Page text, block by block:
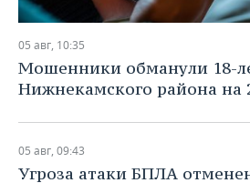
05 авг, 10:35
Мошенники обманули 18-
Нижнекамского района на
05 авг, 09:43
Угроза атаки БПЛА